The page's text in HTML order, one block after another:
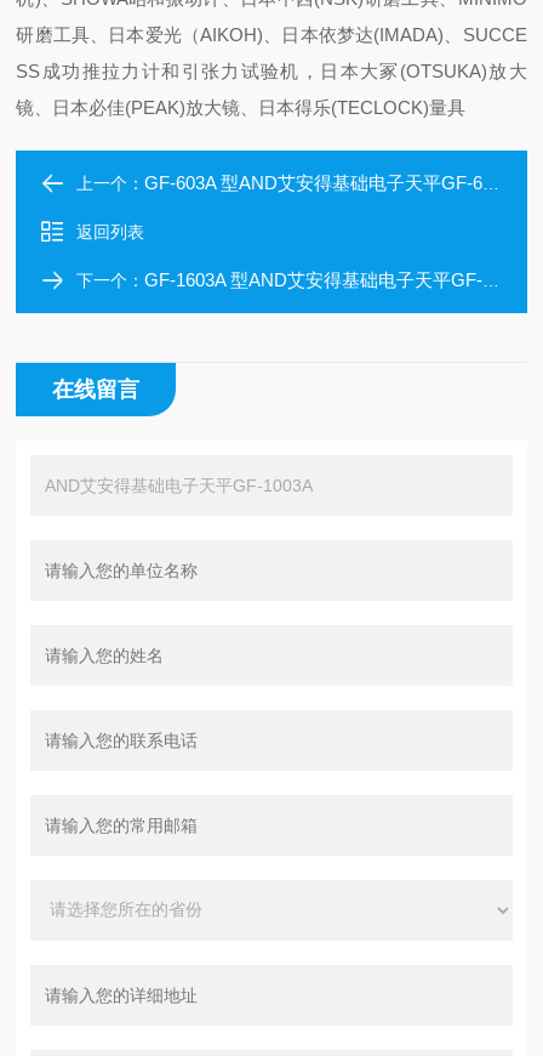
研磨工具、日本爱光（AIKOH)、日本依梦达(IMADA)、SUCCE
SS成功推拉力计和引张力试验机，日本大冢(OTSUKA)放大
镜、日本必佳(PEAK)放大镜、日本得乐(TECLOCK)量具
上一个：GF-603A 型AND艾安得基础电子天平GF-603A
返回列表
下一个：GF-1603A 型AND艾安得基础电子天平GF-1603A
在线留言